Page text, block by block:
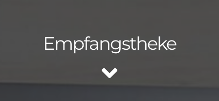
Empfangstheke